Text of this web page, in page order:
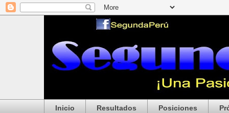
Inicio Resultados Posiciones